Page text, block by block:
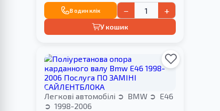
В один клік − +
У кошик
Легкові автомобілі BMW
E46
1998-2006